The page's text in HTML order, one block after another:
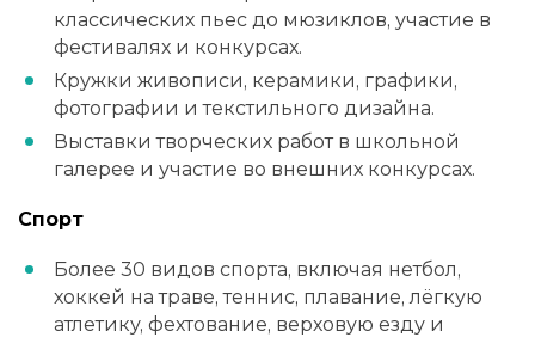
классических пьес до мюзиклов, участие в
фестивалях и конкурсах.
Кружки живописи, керамики, графики,
фотографии и текстильного дизайна.
Выставки творческих работ в школьной
галерее и участие во внешних конкурсах.
Спорт
Более 30 видов спорта, включая нетбол,
хоккей на траве, теннис, плавание, лёгкую
атлетику, фехтование, верховую езду и